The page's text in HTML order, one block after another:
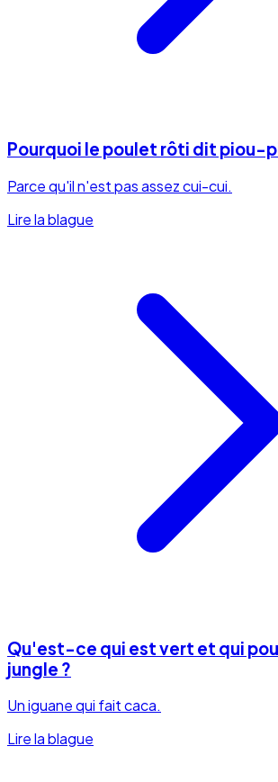
Pourquoi le poulet rôti dit piou-
Parce qu'il n'est pas assez cui-cui.
Lire la blague
Qu'est-ce qui est vert et qui
jungle ?
Un iguane qui fait caca.
Lire la blague